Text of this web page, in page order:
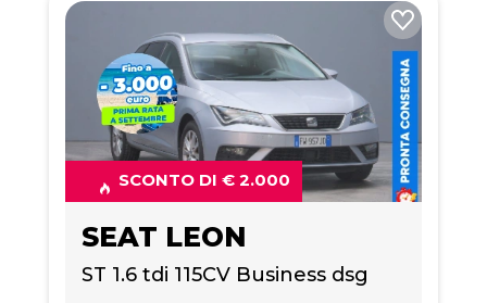
SCONTO DI € 2.000
SEAT LEON
ST 1.6 tdi 115CV Business dsg